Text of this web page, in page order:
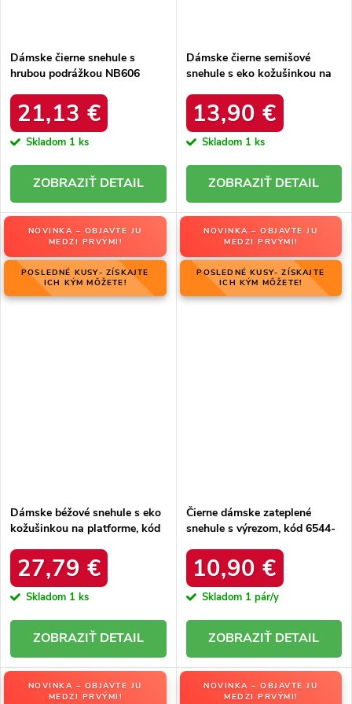
Dámske čierne snehule s
hrubou podrážkou NB606
21,13 €
Skladom 1 ks
DETAIL
Dámske čierne semišové
snehule s eko kožušinkou na
BLACK
13,90 €
Skladom 1 ks
DETAIL
NOVINKA – OBJAVTE JU
MEDZI PRVÝMI!
POSLEDNÉ KUSY- ZÍSKAJTE
ICH KÝM MÔŽETE!
Dámske béžové snehule s eko
kožušinkou na platforme, kód
27,79 €
Skladom 1 ks
DETAIL
NOVINKA – OBJAVTE JU
MEDZI PRVÝMI!
POSLEDNÉ KUSY- ZÍSKAJTE
ICH KÝM MÔŽETE!
Čierne dámske zateplené
snehule s výrezom, kód 6544-
10,90 €
Skladom 1 pár/y
DETAIL
NOVINKA – OBJAVTE JU
MEDZI PRVÝMI!
NOVINKA – OBJAVTE JU
MEDZI PRVÝMI!